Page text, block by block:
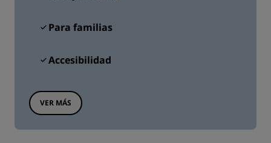
Para familias
Accesibilidad
VER MÁS